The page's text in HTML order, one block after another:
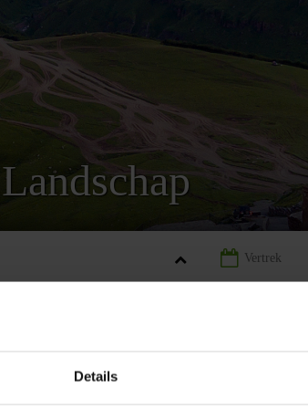
Details
Landschap